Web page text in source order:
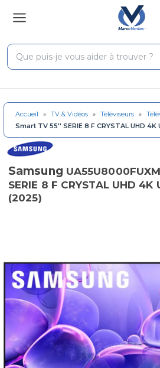
Accueil » TV & Vidéos » Téléviseurs »
Smart TV 55'' SERIE 8 F CRYSTAL UHD
Samsung
SERIE 8 F CRYSTAL UHD
(2025)